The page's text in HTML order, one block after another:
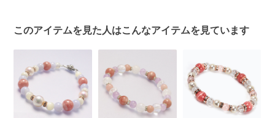
このアイテムを見た人はこんなアイテムを見ています